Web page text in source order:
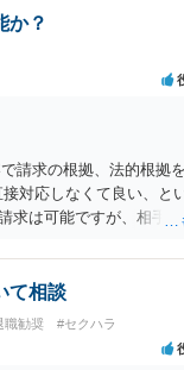
か？
請求の根拠、法的根拠
対応しなくて良い、と
は可能ですが、相手が
場合があります。)。
ラ認定しなかったから
なことをしなければ名
せん。 ５ 裁判をして、
て相談
職勧奨 #セクハラ